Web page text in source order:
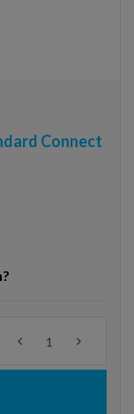
Connect